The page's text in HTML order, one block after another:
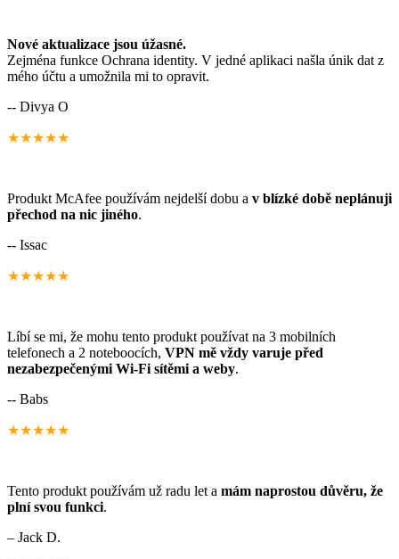
Nové aktualizace jsou úžasné.
Zejména funkce Ochrana identity. V jedné aplikaci našla únik dat z
mého účtu a umožnila mi to opravit.
-- Divya O
★★★★★
Produkt McAfee používám nejdelší dobu a v blízké době neplánuji
přechod na nic jiného.
-- Issac
★★★★★
Líbí se mi, že mohu tento produkt používat na 3 mobilních
telefonech a 2 noteboocích, VPN mě vždy varuje před
nezabezpečenými Wi-Fi sítěmi a weby.
-- Babs
★★★★★
Tento produkt používám už radu let a mám naprostou důvěru, že
plní svou funkci.
– Jack D.